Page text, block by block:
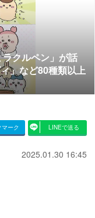
クルペン」が話
」など80種類以上
マーク LINEで送る
2025.01.30 16:45